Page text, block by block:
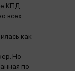
КПД
всех
как
Но
по